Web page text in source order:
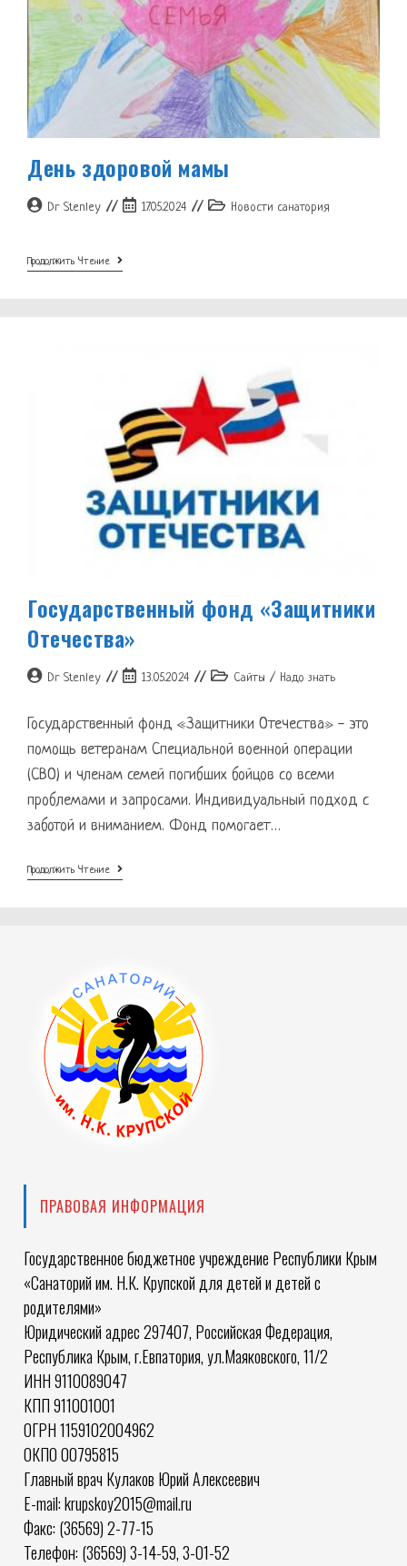
День здоровой мамы
АвторDr Stenley
Запись17.05.2024
РубрикаНовости санатория
Продолжить ЧтениеДень
Здоровой
Государственный фонд «Защитники
Отечества»
АвторDr Stenley
Запись13.05.2024
Рубрика
Cайты / Надо знать
Государственный фонд «Защитники Отечества» - это
помощь ветеранам Специальной военной операции
(СВО) и членам семей погибших бойцов со всеми
проблемами и запросами. Индивидуальный подход с
заботой и вниманием. Фонд помогает…
Продолжить ЧтениеГосударственный
Фонд
ПРАВОВАЯ ИНФОРМАЦИЯ
Государственное бюджетное учреждение Республики Крым
«Санаторий им. Н.К. Крупской для детей и детей с
родителями»
Юридический адрес 297407, Российская Федерация,
Республика Крым, г.Евпатория, ул.Маяковского, 11/2
ИНН 9110089047
КПП 911001001
ОГРН 1159102004962
ОКПО 00795815
Главный врач Кулаков Юрий Алексеевич
E-mail: krupskoy2015@mail.ru
Факс: (36569) 2-77-15
Телефон: (36569) 3-14-59, 3-01-52